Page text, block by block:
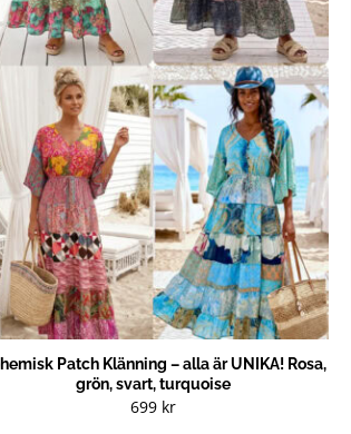
Patch Klänning – alla är UNIKA! Rosa,
grön, svart, turquoise
699 kr